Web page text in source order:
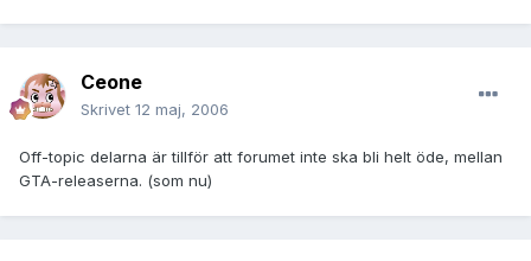
Ceone
Skrivet 12 maj, 2006
Off-topic delarna är tillför att forumet inte ska bli helt öde, mellan
GTA-releaserna. (som nu)